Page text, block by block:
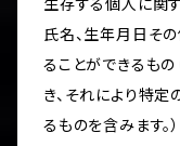
生存する個人に関
氏名、生年月日そ
ることができるも
き、それにより特
るものを含みます。